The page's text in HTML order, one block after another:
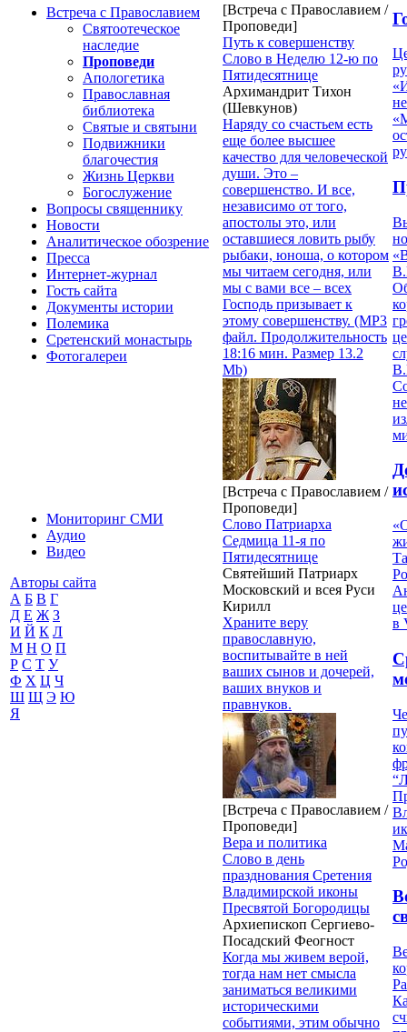
Встреча с Православием
Святоотеческое
наследие
Проповеди
Апологетика
Православная
библиотека
Святые и святыни
Подвижники
благочестия
Жизнь Церкви
Богослужение
Вопросы священнику
Новости
Аналитическое обозрение
Пресса
Интернет-журнал
Гость сайта
Документы истории
Полемика
Сретенский монастырь
Фотогалереи
Мониторинг СМИ
Аудио
Видео
Авторы сайта
А Б В Г
Д Е Ж З
И Й К Л
М Н О П
Р С Т У
Ф Х Ц Ч
Ш Щ Э Ю
Я
[Встреча с Православием /
Проповеди]
Путь к совершенству
Слово в Неделю 12-ю по
Пятидесятнице
Архимандрит Тихон
(Шевкунов)
Наряду со счастьем есть
еще более высшее
качество для человеческой
души. Это –
совершенство. И все,
независимо от того,
апостолы это, или
оставшиеся ловить рыбу
рыбаки, юноша, о котором
мы читаем сегодня, или
мы с вами все – всех
Господь призывает к
этому совершенству. (MP3
файл. Продолжительность
18:16 мин. Размер 13.2
Mb)
[Встреча с Православием /
Проповеди]
Слово Патриарха
Седмица 11-я по
Пятидесятнице
Святейший Патриарх
Московский и всея Руси
Кирилл
Храните веру
православную,
воспитывайте в ней
ваших сынов и дочерей,
ваших внуков и
правнуков.
[Встреча с Православием /
Проповеди]
Вера и политика
Слово в день
празднования Сретения
Владимирской иконы
Пресвятой Богородицы
Архиепископ Сергиево-
Посадский Феогност
Когда мы живем верой,
тогда нам нет смысла
заниматься великими
историческими
событиями, этим обычно
в